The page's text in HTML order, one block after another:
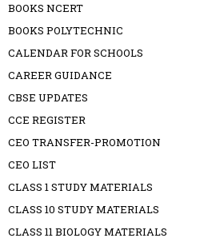
BOOKS NCERT
BOOKS POLYTECHNIC
CALENDAR FOR SCHOOLS
CAREER GUIDANCE
CBSE UPDATES
CCE REGISTER
CEO TRANSFER-PROMOTION
CEO LIST
CLASS 1 STUDY MATERIALS
CLASS 10 STUDY MATERIALS
CLASS 11 BIOLOGY MATERIALS